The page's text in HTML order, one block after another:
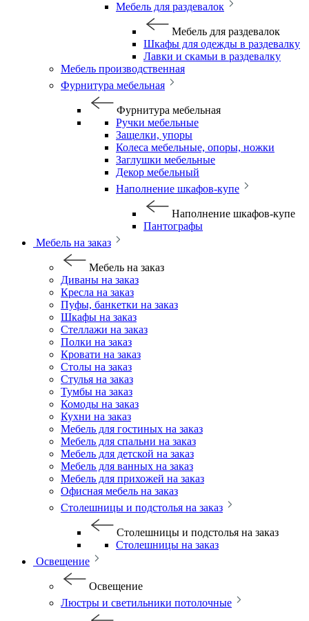
Мебель для раздевалок
Мебель для раздевалок
Шкафы для одежды в раздевалку
Лавки и скамьи в раздевалку
Мебель производственная
Фурнитура мебельная
Фурнитура мебельная
Ручки мебельные
Защелки, упоры
Колеса мебельные, опоры, ножки
Заглушки мебельные
Декор мебельный
Наполнение шкафов-купе
Наполнение шкафов-купе
Пантографы
Мебель на заказ
Мебель на заказ
Диваны на заказ
Кресла на заказ
Пуфы, банкетки на заказ
Шкафы на заказ
Стеллажи на заказ
Полки на заказ
Кровати на заказ
Столы на заказ
Стулья на заказ
Тумбы на заказ
Комоды на заказ
Кухни на заказ
Мебель для гостиных на заказ
Мебель для спальни на заказ
Мебель для детской на заказ
Мебель для ванных на заказ
Мебель для прихожей на заказ
Офисная мебель на заказ
Столешницы и подстолья на заказ
Столешницы и подстолья на заказ
Столешницы на заказ
Освещение
Освещение
Люстры и светильники потолочные